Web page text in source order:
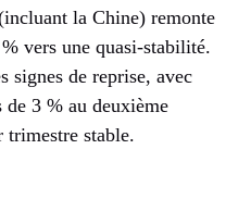
la Chine) remonte
vers une quasi-stabilité.
signes de reprise, avec
de 3 % au deuxième
trimestre stable.